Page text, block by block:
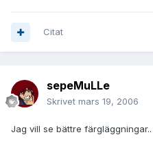
Citat
sepeMuLLe
Skrivet mars 19, 2006
Jag vill se bättre